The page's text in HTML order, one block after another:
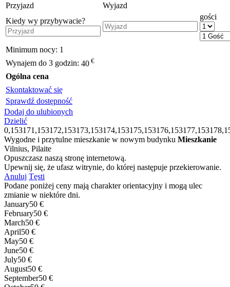
Przyjazd
Wyjazd
Kiedy wy przybywacie?
gości
Minimum nocy: 1
Wynajem do 3 godzin: 40 €
Ogólna cena
Skontaktować się
Sprawdź dostępność
Dodaj do ulubionych
Dzielić
Wygodne i przytulne mieszkanie w nowym budynku Mieszkanie
Vilnius, Pilaite
Opuszczasz naszą stronę internetową.
Upewnij się, że ufasz witrynie, do której następuje przekierowanie.
Anuluj Tęsti
Podane poniżej ceny mają charakter orientacyjny i mogą ulec
zmianie w niektóre dni.
January50 €
February50 €
March50 €
April50 €
May50 €
June50 €
July50 €
August50 €
September50 €